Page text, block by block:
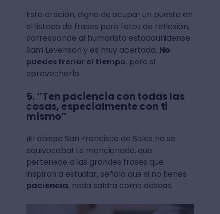
Esta oración, digna de ocupar un puesto en
el listado de frases para fotos de reflexión,
corresponde al humorista estadounidense
Sam Levenson y es muy acertada. No
puedes frenar el tiempo, pero si
aprovecharlo.
5. “Ten paciencia con todas las
cosas, especialmente con ti
mismo”
¡El obispo San Francisco de Sales no se
equivocaba! Lo mencionado, que
pertenece a las grandes frases que
inspiran a estudiar, señala que si no tienes
paciencia, nada saldrá como deseas.